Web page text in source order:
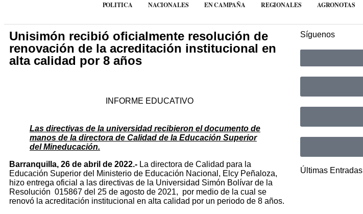
POLITICA NACIONALES EN CAMPAÑA REGIONALES AGRONOTAS
Unisimón recibió oficialmente resolución de
renovación de la acreditación institucional en
alta calidad por 8 años
INFORME EDUCATIVO
Las directivas de la universidad recibieron el documento de
manos de la directora de Calidad de la Educación Superior
del Mineducación.
Barranquilla, 26 de abril de 2022.- La directora de Calidad para la
Educación Superior del Ministerio de Educación Nacional, Elcy Peñaloza,
hizo entrega oficial a las directivas de la Universidad Simón Bolívar de la
Resolución 015867 del 25 de agosto de 2021, por medio de la cual se
renovó la acreditación institucional en alta calidad por un periodo de 8 años.
Síguenos
Últimas Entradas